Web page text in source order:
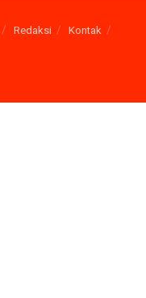
Redaksi
Kontak